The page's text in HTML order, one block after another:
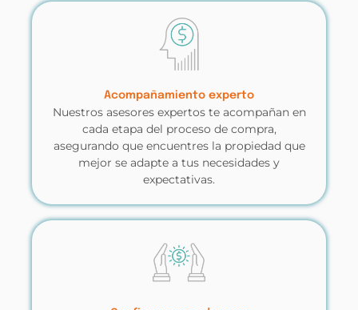
Acompañamiento experto
Nuestros asesores expertos te acompañan en
cada etapa del proceso de compra,
asegurando que encuentres la propiedad que
mejor se adapte a tus necesidades y
expectativas.